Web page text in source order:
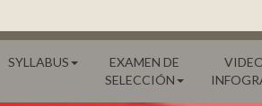
SYLLABUS
EXAMEN DE
SELECCIÓN